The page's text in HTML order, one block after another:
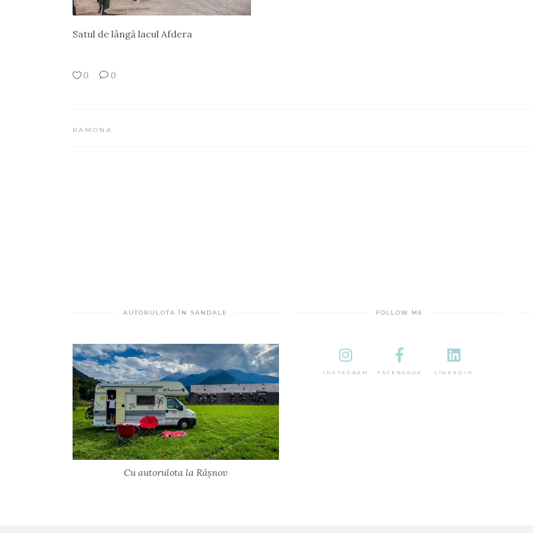
Satul de lângă lacul Afdera
0 0
RAMONA
AUTORULOTA ÎN SANDALE
Cu autorulota la Râșnov
FOLLOW ME
INSTAGRAM FACEBOOOK LINKEDIN